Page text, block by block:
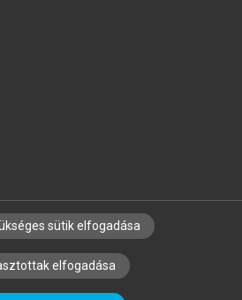
KÖNYVTÁROSOKNAK
ÉS LEKTORÁLÁSI ALAPELVEK
sütik elfogadása
elfogadása